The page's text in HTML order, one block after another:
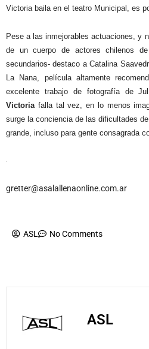
Victoria baila en el teatro Municipal, es
Pese a las inmejorables actuaciones, y
de un cuerpo de actores chilenos
secundarios- destaco a Catalina
La Nana, película altamente
excelente trabajo de fotografía de
Victoria falla tal vez, en lo menos
surge la conciencia de las dificultades
grande, incluso para gente consagrada
gretter@asalallenaonline.com.ar
ASL No Comments
ASL